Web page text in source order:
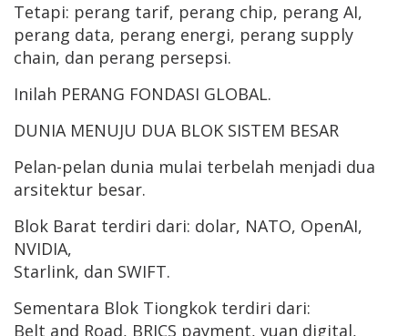
Tetapi: perang tarif, perang chip, perang AI,
perang data, perang energi, perang supply
chain, dan perang persepsi.
Inilah PERANG FONDASI GLOBAL.
DUNIA MENUJU DUA BLOK SISTEM BESAR
Pelan-pelan dunia mulai terbelah menjadi dua
arsitektur besar.
Blok Barat terdiri dari: dolar, NATO, OpenAI,
NVIDIA,
Starlink, dan SWIFT.
Sementara Blok Tiongkok terdiri dari:
Belt and Road, BRICS payment, yuan digital,